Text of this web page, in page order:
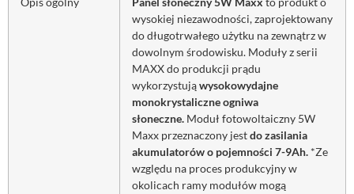
wysokiej niezawodności, zaprojektowany
do długotrwałego użytku na zewnątrz w
dowolnym środowisku. Moduły z serii
MAXX do produkcji prądu
wykorzystująwysokowydajne
monokrystaliczne ogniwa
słoneczne. Moduł fotowoltaiczny 5W
Maxx przeznaczony jestdo zasilania
akumulatorów o pojemności 7-9Ah. *Ze
względu na proces produkcyjny w
okolicach ramy modułów mogą